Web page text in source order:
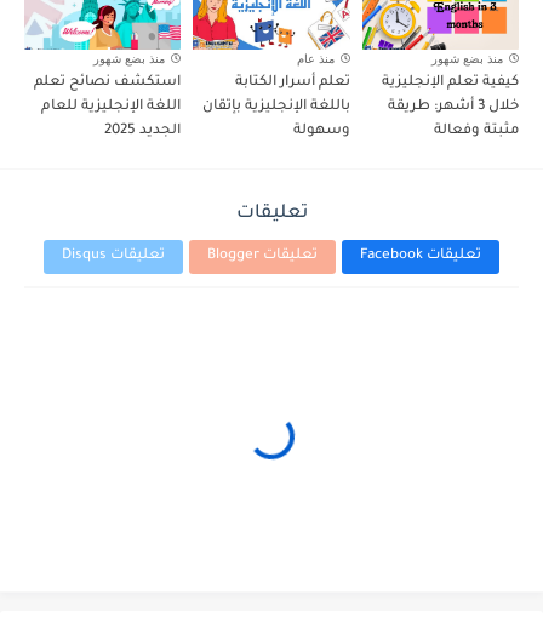
منذ بضع شهور
كيفية تعلم الإنجليزية
خلال 3 أشهر: طريقة
مثبتة وفعالة
منذ عام
تعلم أسرار الكتابة
باللغة الإنجليزية بإتقان
وسهولة
منذ بضع شهور
استكشف نصائح تعلم
اللغة الإنجليزية للعام
الجديد 2025
تعليقات
تعليقات Facebook تعليقات Blogger تعليقات Disqus